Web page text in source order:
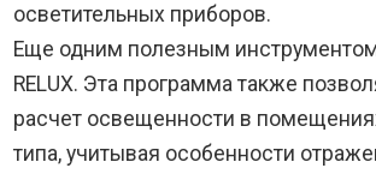
осветительных приборов.
Еще одним полезным
RELUX. Эта программа также
расчет освещенности в
типа, учитывая особенности